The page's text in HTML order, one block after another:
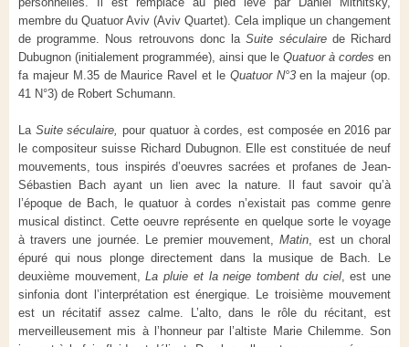
membre du Quatuor Aviv (Aviv Quartet). Cela implique un changement
de programme. Nous retrouvons donc laSuite séculairede Richard
Dubugnon (initialement programmée), ainsi que le Quatuor à cordes en
fa majeur M.35 de Maurice Ravel et le Quatuor N°3en la majeur (op.
41 N°3) de Robert Schumann.
La Suite séculaire,pour quatuor à cordes, est composée en 2016 par
le compositeur suisse Richard Dubugnon. Elle est constituée de neuf
mouvements, tous inspirés d’oeuvres sacrées et profanes de Jean-
Sébastien Bach ayant un lien avec la nature. Il faut savoir qu’à
l’époque de Bach, le quatuor à cordes n’existait pas comme genre
musical distinct. Cette oeuvre représente en quelque sorte le voyage
à travers une journée. Le premier mouvement,Matin , est un choral
épuré qui nous plonge directement dans la musique de Bach. Le
deuxième mouvement,La pluie et la neige tombent du ciel, est une
sinfonia dont l’interprétation est énergique. Le troisième mouvement
est un récitatif assez calme. L’alto, dans le rôle du récitant, est
merveilleusement mis à l’honneur par l’altiste Marie Chilemme. Son